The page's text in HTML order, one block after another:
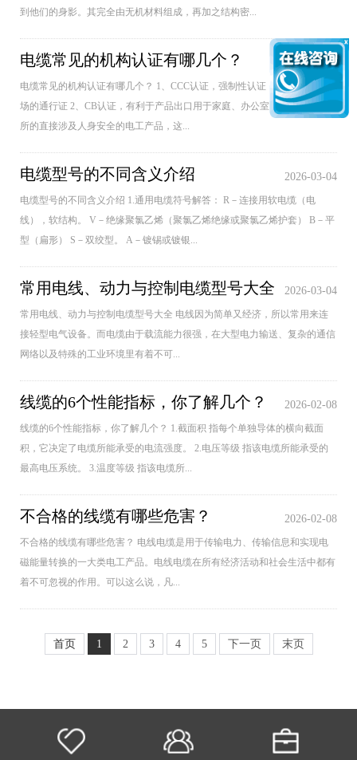
到他们的身影。其完全由无机材料组成，再加之结构密...
2026-04-08
电缆常见的机构认证有哪几个？
电缆常见的机构认证有哪几个？ 1、CCC认证，强制性认证，是进入国内市
场的通行证 2、CB认证，有利于产品出口用于家庭、办公室、车间和类似场
所的直接涉及人身安全的电工产品，这...
2026-03-04
电缆型号的不同含义介绍
电缆型号的不同含义介绍 1.通用电缆符号解答： R－连接用软电缆（电
线），软结构。 V－绝缘聚氯乙烯（聚氯乙烯绝缘或聚氯乙烯护套） B－平
型（扁形） S－双绞型。 A－镀锡或镀银...
2026-03-04
常用电线、动力与控制电缆型号大全
常用电线、动力与控制电缆型号大全 电线因为简单又经济，所以常用来连
接轻型电气设备。而电缆由于载流能力很强，在大型电力输送、复杂的通信
网络以及特殊的工业环境里有着不可...
2026-02-08
线缆的6个性能指标，你了解几个？
线缆的6个性能指标，你了解几个？ 1.截面积 指每个单独导体的横向截面
积，它决定了电缆所能承受的电流强度。 2.电压等级 指该电缆所能承受的
最高电压系统。 3.温度等级 指该电缆所...
2026-02-08
不合格的线缆有哪些危害？
不合格的线缆有哪些危害？ 电线电缆是用于传输电力、传输信息和实现电
磁能量转换的一大类电工产品。电线电缆在所有经济活动和社会生活中都有
着不可忽视的作用。可以这么说，凡...
首页 1 2 3 4 5 下一页 末页